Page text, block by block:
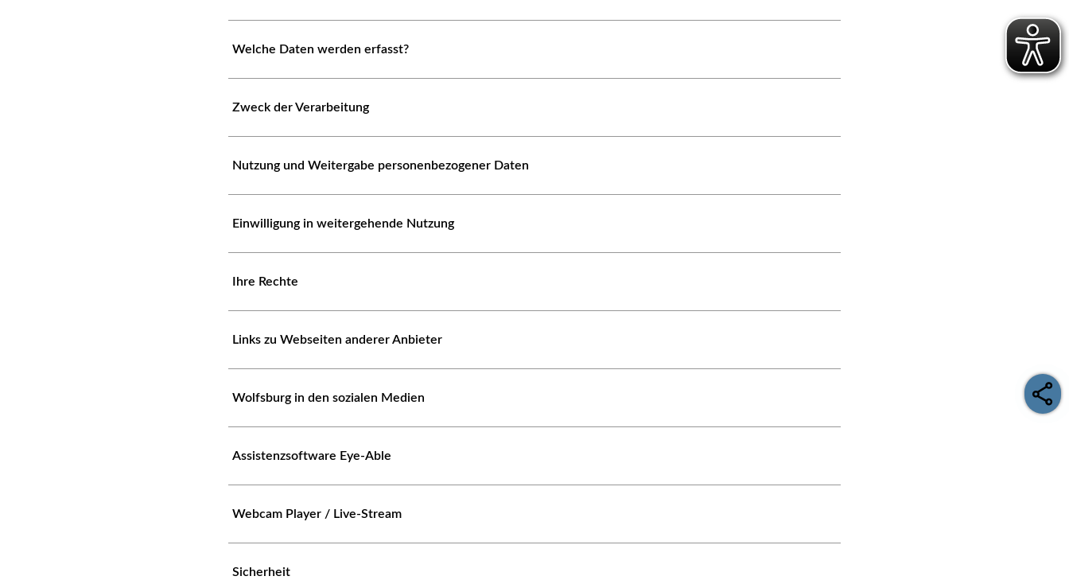
Welche Daten werden erfasst?
Zweck der Verarbeitung
Nutzung und Weitergabe personenbezogener Daten
Einwilligung in weitergehende Nutzung
Ihre Rechte
Links zu Webseiten anderer Anbieter
Wolfsburg in den sozialen Medien
Assistenzsoftware Eye-Able
Webcam Player / Live-Stream
Sicherheit